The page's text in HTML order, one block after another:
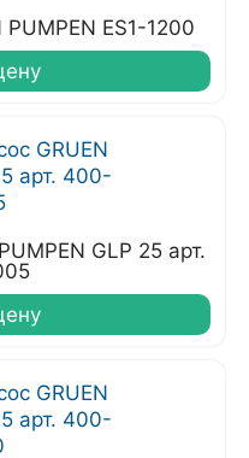
PUMPEN ЕS1-1200
GLP 25 арт.